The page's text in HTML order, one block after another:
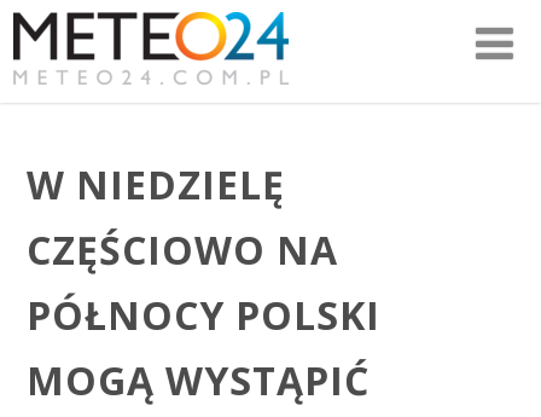
W NIEDZIELĘ
CZĘŚCIOWO NA
PÓŁNOCY POLSKI
MOGĄ WYSTĄPIĆ